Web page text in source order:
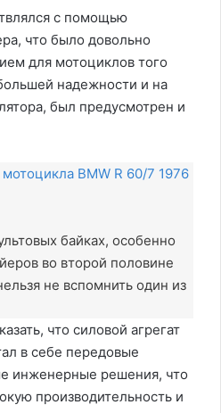
с помощью
что было довольно
для мотоциклов того
надежности и на
был предусмотрен и
BMW R 60/7 1976
байках, особенно
во второй половине
не вспомнить один из
что силовой агрегат
в себе передовые
инженерные решения, что
производительность и